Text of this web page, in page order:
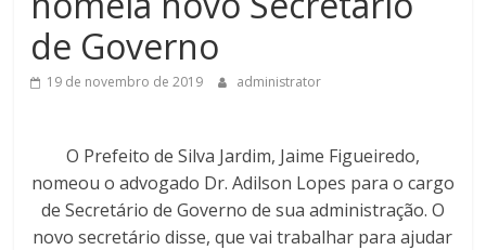
de Governo
19 de novembro de 2019 administrator
O Prefeito de Silva Jardim, Jaime Figueiredo,
nomeou o advogado Dr. Adilson Lopes para o cargo
de Secretário de Governo de sua administração. O
novo secretário disse, que vai trabalhar para ajudar